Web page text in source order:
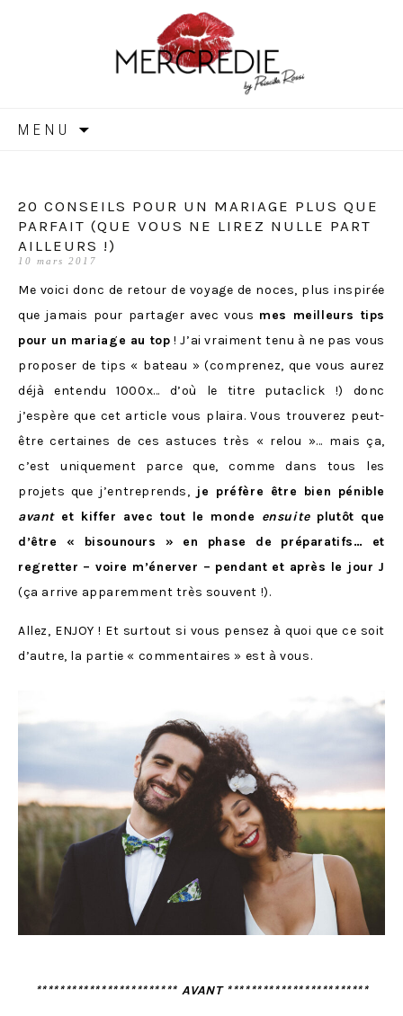
MERCREDIE
MENU
20 CONSEILS POUR UN MARIAGE PLUS QUE
PARFAIT (QUE VOUS NE LIREZ NULLE PART
AILLEURS !)
10 mars 2017
Me voici donc de retour de voyage de noces, plus inspirée
que jamais pour partager avec vous mes meilleurs tips
pour un mariage au top ! J’ai vraiment tenu à ne pas vous
proposer de tips « bateau » (comprenez, que vous aurez
déjà entendu 1000x… d’où le titre putaclick !) donc
j’espère que cet article vous plaira. Vous trouverez peut-
être certaines de ces astuces très « relou »… mais ça,
c’est uniquement parce que, comme dans tous les
projets que j’entreprends, je préfère être bien pénible
avant et kiffer avec tout le monde ensuiteplutôt que
d’être « bisounours » en phase de préparatifs… et
regretter – voire m’énerver – pendant et après le jour J
(ça arrive apparemment très souvent !).
Allez, ENJOY ! Et surtout si vous pensez à quoi que ce soit
d’autre, la partie « commentaires » est à vous.
************************ AVANT ************************